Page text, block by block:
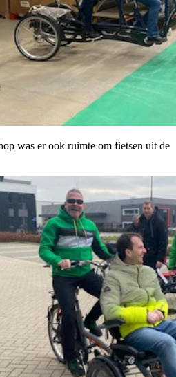
was er ook ruimte om fietsen uit de